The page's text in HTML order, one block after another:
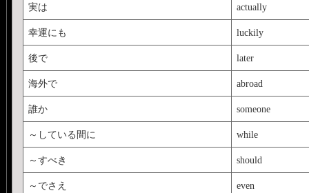
実は actually
幸運にも luckily
後で later
海外で abroad
誰か someone
～している間に while
～すべき should
～でさえ even